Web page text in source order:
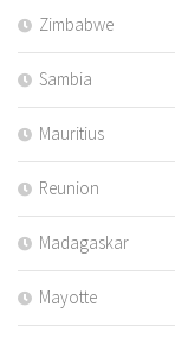
Zimbabwe
Sambia
Mauritius
Reunion
Madagaskar
Mayotte